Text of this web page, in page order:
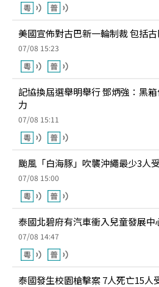
美國宣佈對古巴新一輪制裁 包括
07/08 15:23
記協換屆選舉明舉行 鄧炳強：黑
力
07/08 15:11
颱風「白海豚」吹襲沖繩最少3人
07/08 15:00
泰國北碧府有汽車衝入兒童發展中
07/08 14:47
泰國發生校園槍擊案 7人死亡15人